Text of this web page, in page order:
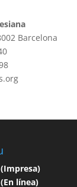
Barcelona
(Impresa)
línea)